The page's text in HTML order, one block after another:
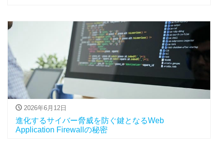
2026年6月12日
進化するサイバー脅威を防ぐ鍵となるWeb
Application Firewallの秘密